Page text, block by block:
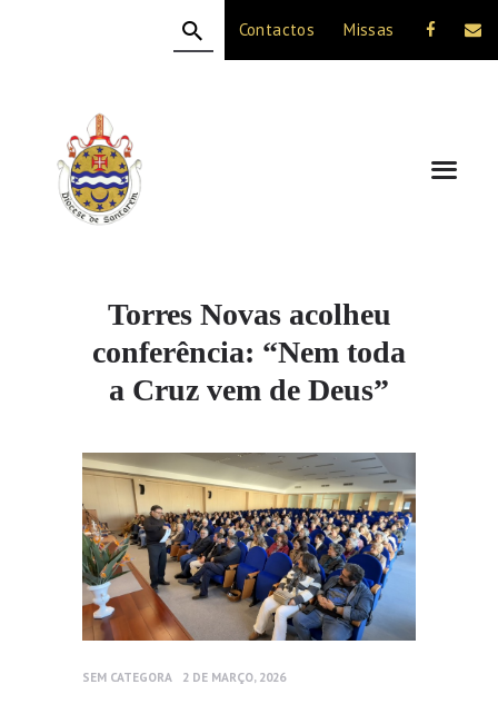
Contactos Missas
Torres Novas acolheu
conferência: “Nem toda
a Cruz vem de Deus”
A DIOCESE
CELEBRAÇÃO
VIDA CRISTÃ
NOTÍCIAS
SEM CATEGORA 2 DE MARÇO, 2026